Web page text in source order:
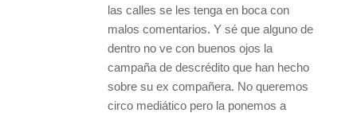
las calles se les tenga en boca con
malos comentarios. Y sé que alguno de
dentro no ve con buenos ojos la
campaña de descrédito que han hecho
sobre su ex compañera. No queremos
circo mediático pero la ponemos a